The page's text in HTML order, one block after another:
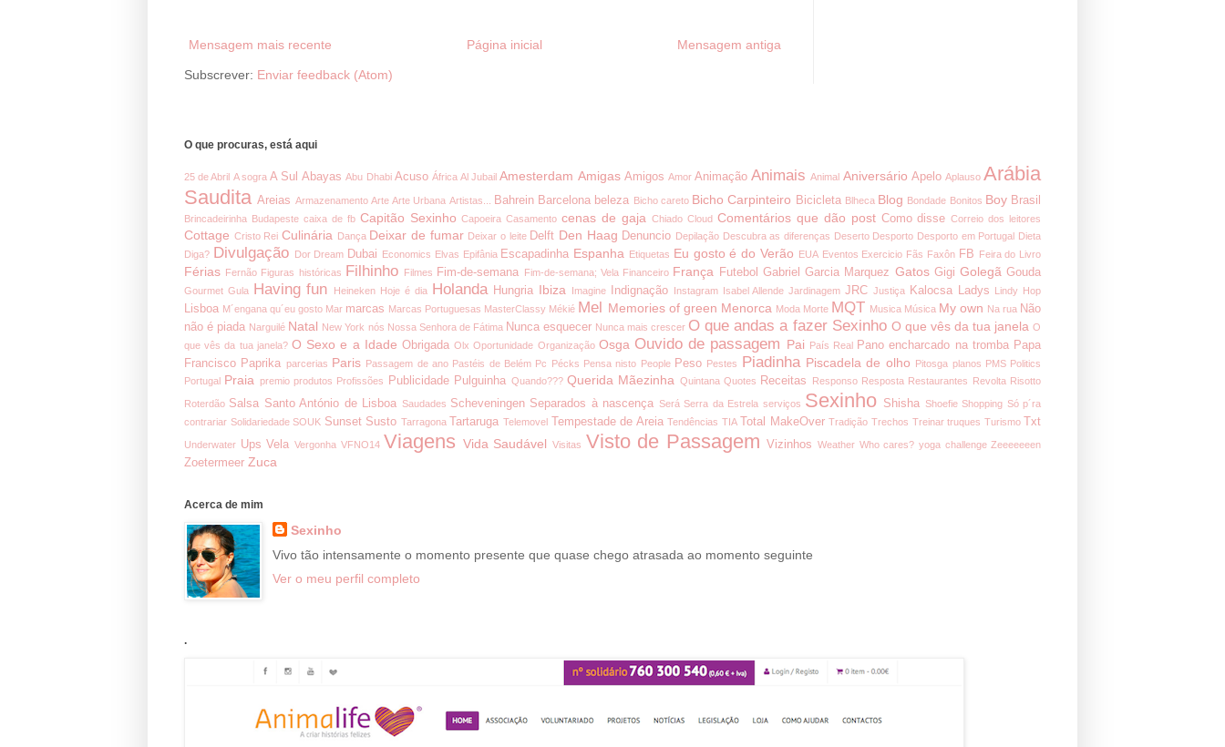
Mensagem mais recente Mensagem antiga
Página inicial
Subscrever: Enviar feedback (Atom)
O que procuras, está aqui
25 de Abril A sogra A Sul Abayas Abu Dhabi Acuso África Al Jubail Amesterdam Amigas Amigos Amor Animação Animais Animal Aniversário Apelo Aplauso Arábia
Saudita Areias Armazenamento Arte Arte Urbana Artistas... Bahrein Barcelona beleza Bicho careto Bicho Carpinteiro Bicicleta Blheca Blog Bondade Bonitos Boy Brasil
Brincadeirinha Budapeste caixa de fb Capitão Sexinho Capoeira Casamento cenas de gaja Chiado Cloud Comentários que dão post Como disse Correio dos leitores
Cottage Cristo Rei Culinária Dança Deixar de fumar Deixar o leite Delft Den Haag Denuncio Depilação Descubra as diferenças Deserto Desporto Desporto em Portugal Dieta
Diga? Divulgação Dor Dream Dubai Economics Elvas Epifânia Escapadinha Espanha Etiquetas Eu gosto é do Verão EUA Eventos Exercicio Fãs Faxôn FB Feira do Livro
Férias Fernão Figuras históricas Filhinho Filmes Fim-de-semana Fim-de-semana; Vela Financeiro França Futebol Gabriel Garcia Marquez Gatos Gigi Golegã Gouda
Gourmet Gula Having fun Heineken Hoje é dia Holanda Hungria Ibiza Imagine Indignação Instagram Isabel Allende Jardinagem JRC Justiça Kalocsa Ladys Lindy Hop
Lisboa M´engana qu´eu gosto Mar marcas Marcas Portuguesas MasterClassy Mékié Mel Memories of green Menorca Moda Morte MQT Musica Música My own Na rua Não
não é piada Narguilé Natal New York nós Nossa Senhora de Fátima Nunca esquecer Nunca mais crescer O que andas a fazer Sexinho O que vês da tua janela O
que vês da tua janela? O Sexo e a Idade Obrigada Olx Oportunidade Organização Osga Ouvido de passagem Pai País Real Pano encharcado na tromba Papa
Francisco Paprika parcerias Paris Passagem de ano Pastéis de Belém Pc Pécks Pensa nisto People Peso Pestes Piadinha Piscadela de olho Pitosga planos PMS Politics
Portugal Praia premio produtos Profissões Publicidade Pulguinha Quando??? Querida Mãezinha Quintana Quotes Receitas Responso Resposta Restaurantes Revolta Risotto
Roterdão Salsa Santo António de Lisboa Saudades Scheveningen Separados à nascença Será Serra da Estrela serviços Sexinho Shisha Shoefie Shopping Só p´ra
contrariar Solidariedade SOUK Sunset Susto Tarragona Tartaruga Telemovel Tempestade de Areia Tendências TIA Total MakeOver Tradição Trechos Treinar truques Turismo Txt
Underwater Ups Vela Vergonha VFNO14 Viagens Vida Saudável Visitas Visto de Passagem Vizinhos Weather Who cares? yoga challenge Zeeeeeeen
Zoetermeer Zuca
Acerca de mim
Sexinho
Vivo tão intensamente o momento presente que quase chego atrasada ao momento seguinte
Ver o meu perfil completo
.